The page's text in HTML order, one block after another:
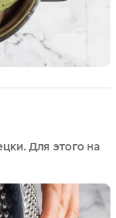
Для этого на